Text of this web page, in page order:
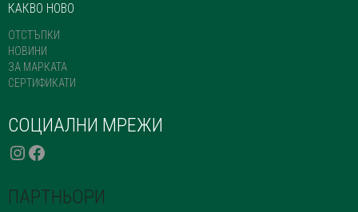
КАКВО НОВО
ОТСТЪПКИ
НОВИНИ
ЗА МАРКАТА
СЕРТИФИКАТИ
СОЦИАЛНИ МРЕЖИ
INSTAGRAM
FACEBOOK
ПАРТНЬОРИ